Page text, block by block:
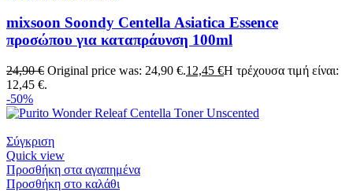
mixsoon Soondy Centella Asiatica Essence
προσώπου για καταπράυνση 100ml
24,90€ Original price was: 24,90 €.12,45 €Η τρέχουσα τιμή είναι:
12,45 €.
-50%
Σύγκριση
Quick view
Προσθήκη στα αγαπημένα
Προσθήκη στο καλάθι